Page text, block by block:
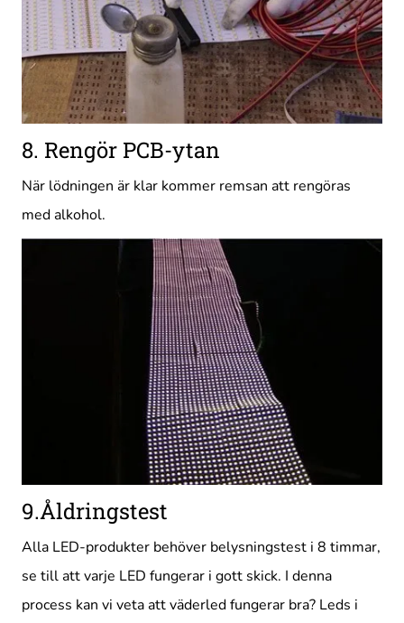
8. Rengör PCB-ytan
När lödningen är klar kommer remsan att rengöras
med alkohol.
9.Åldringstest
Alla LED-produkter behöver belysningstest i 8 timmar,
se till att varje LED fungerar i gott skick. I denna
process kan vi veta att väderled fungerar bra? Leds i